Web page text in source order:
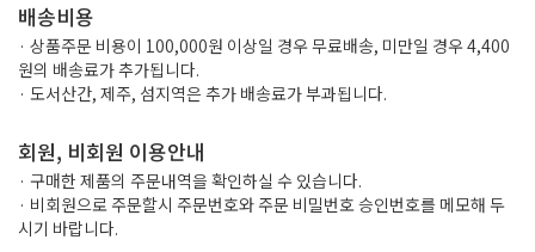
배송비용
· 상품주문 비용이 100,000원 이상일 경우 무료배송, 미만일 경우 4,400
원의 배송료가 추가됩니다.
· 도서산간, 제주, 섬지역은 추가 배송료가 부과됩니다.
회원, 비회원 이용안내
· 구매한 제품의 주문내역을 확인하실 수 있습니다.
· 비회원으로 주문할시 주문번호와 주문 비밀번호 승인번호를 메모해 두
시기 바랍니다.